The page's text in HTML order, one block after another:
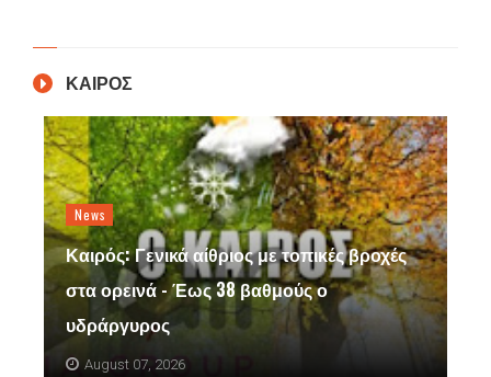
ΚΑΙΡΟΣ
News
Καιρός: Γενικά αίθριος με τοπικές βροχές
στα ορεινά - Έως 38 βαθμούς ο
υδράργυρος
August 07, 2026